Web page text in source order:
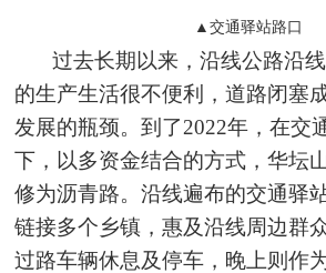
▲交通驿站路口
过去长期以来，沿线公路沿
的生产生活很不便利，道路闭塞
发展的瓶颈。到了2022年，在交
下，以多资金结合的方式，华坛
修为沥青路。沿线遍布的交通驿
链接多个乡镇，惠及沿线周边群
过路车辆休息及停车，晚上则作